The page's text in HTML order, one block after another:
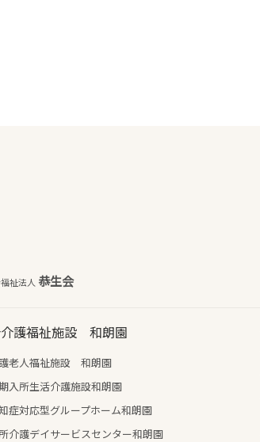
祉法人 恭生会
護福祉施設 和朗園
老人福祉施設 和朗園
入所生活介護施設和朗園
症対応型グループホーム和朗園
介護デイサービスセンター和朗園